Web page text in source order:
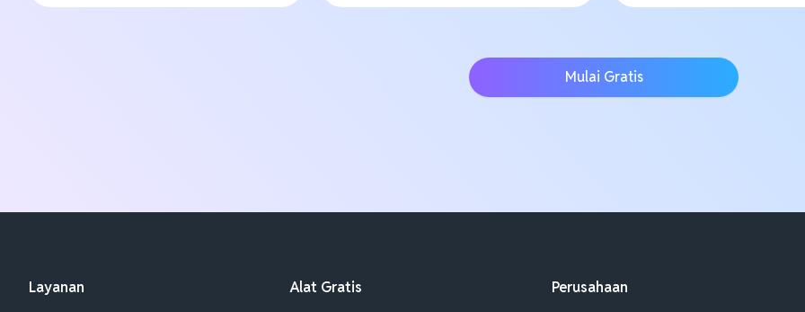
Mulai Gratis
Layanan Alat Gratis Perusahaan